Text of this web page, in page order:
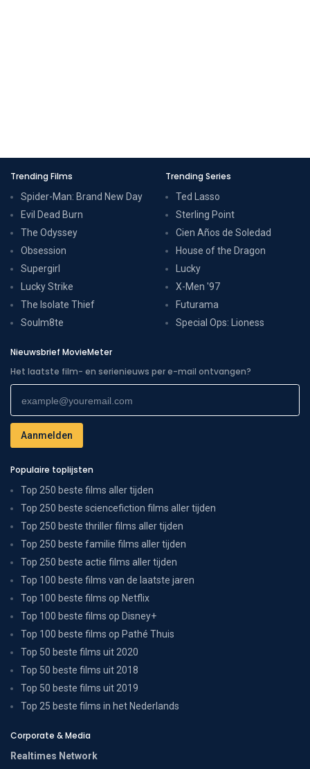
Trending Films
Spider-Man: Brand New Day
Evil Dead Burn
The Odyssey
Obsession
Supergirl
Lucky Strike
The Isolate Thief
Soulm8te
Trending Series
Ted Lasso
Sterling Point
Cien Años de Soledad
House of the Dragon
Lucky
X-Men '97
Futurama
Special Ops: Lioness
Nieuwsbrief MovieMeter
Het laatste film- en serienieuws per e-mail ontvangen?
Populaire toplijsten
Top 250 beste films aller tijden
Top 250 beste sciencefiction films aller tijden
Top 250 beste thriller films aller tijden
Top 250 beste familie films aller tijden
Top 250 beste actie films aller tijden
Top 100 beste films van de laatste jaren
Top 100 beste films op Netflix
Top 100 beste films op Disney+
Top 100 beste films op Pathé Thuis
Top 50 beste films uit 2020
Top 50 beste films uit 2018
Top 50 beste films uit 2019
Top 25 beste films in het Nederlands
Corporate & Media
Realtimes Network